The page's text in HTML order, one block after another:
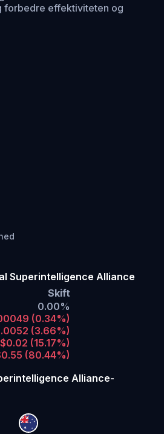
forbedre effektiviteten og
Superintelligence Alliance
Skift
0.00%
(0.34%)
(3.66%)
(15.17%)
(80.44%)
Alliance-